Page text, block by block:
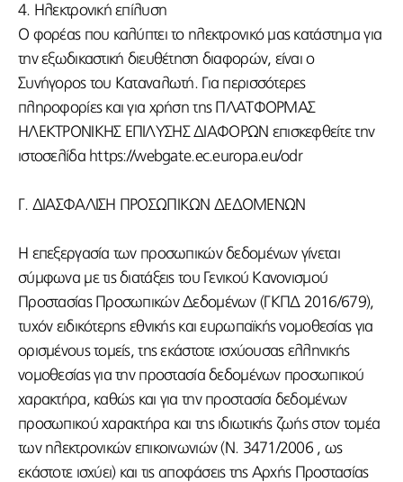
4. Ηλεκτρονική επίλυση
Ο φορέας που καλύπτει το ηλεκτρονικό μας κατάστημα για
την εξωδικαστική διευθέτηση διαφορών, είναι ο
Συνήγορος του Καταναλωτή. Για περισσότερες
πληροφορίες και για χρήση της ΠΛΑΤΦΟΡΜΑΣ
ΗΛΕΚΤΡΟΝΙΚΗΣ ΕΠΙΛΥΣΗΣ ΔΙΑΦΟΡΩΝ επισκεφθείτε την
ιστοσελίδα https://webgate.ec.europa.eu/odr
Γ. ΔΙΑΣΦΑΛΙΣΗ ΠΡΟΣΩΠΙΚΩΝ ΔΕΔΟΜΕΝΩΝ
Η επεξεργασία των προσωπικών δεδομένων γίνεται
σύμφωνα με τις διατάξεις του Γενικού Κανονισμού
Προστασίας Προσωπικών Δεδομένων (ΓΚΠΔ 2016/679),
τυχόν ειδικότερης εθνικής και ευρωπαϊκής νομοθεσίας για
ορισμένους τομείς, της εκάστοτε ισχύουσας ελληνικής
νομοθεσίας για την προστασία δεδομένων προσωπικού
χαρακτήρα, καθώς και για την προστασία δεδομένων
προσωπικού χαρακτήρα και της ιδιωτικής ζωής στον τομέα
των ηλεκτρονικών επικοινωνιών (Ν. 3471/2006 , ως
εκάστοτε ισχύει) και τις αποφάσεις της Αρχής Προστασίας